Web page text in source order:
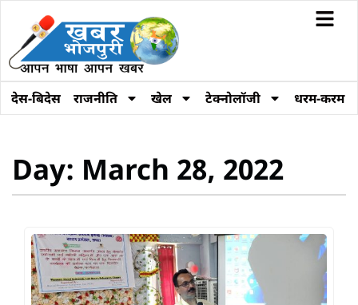
देस-बिदेस राजनीति खेल टेक्नोलॉजी धरम-करम
Day: March 28, 2022